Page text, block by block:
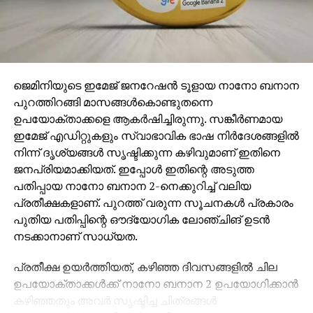
ജെമിനിയുടെ ഇമേജ് ജനറേഷന്‍ ടൂളായ നാനോ ബനാന
പുറത്തിറങ്ങി മാസങ്ങള്‍കൊണ്ടുതന്നെ
ഉപയോക്താക്കളെ ആകര്‍ഷിച്ചിരുന്നു. സങ്കീര്‍ണമായ
ഇമേജ് എഡിറ്റുകളും സ്വാഭാവിക ഭാഷ നിര്‍ദേശങ്ങളില്‍
നിന്ന് ദൃശ്യങ്ങള്‍ സൃഷ്ടിക്കുന്ന കഴിവുമാണ് ഇതിനെ
ജനപ്രിയമാക്കിയത്. ഇപ്പോള്‍ ഇതിന്റെ അടുത്ത
പതിപ്പായ നാനോ ബനാന 2-നെക്കുറിച്ച് വലിയ
പ്രതീക്ഷകളാണ്. പുറത്ത് വരുന്ന സൂചനകള്‍ പ്രകാരം
പുതിയ പതിപ്പിന്റെ ഔദ്യോഗിക ലോഞ്ചിങ് ഉടന്‍
നടക്കാനാണ് സാധ്യത.
പ്രതീക്ഷ ഉയര്‍ത്തിയത്, കഴിഞ്ഞ ദിവസങ്ങളില്‍ ചില
ഉപയോക്താക്കള്‍ക്ക് നാനോ ബനാന 2 ഉപയോഗിക്കാന്‍
കഴിഞ്ഞതും അവര്‍ സൃഷ്ടിച്ച ചിത്രങ്ങള്‍